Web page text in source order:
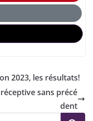
2023, les résultats!
sans précé
dent